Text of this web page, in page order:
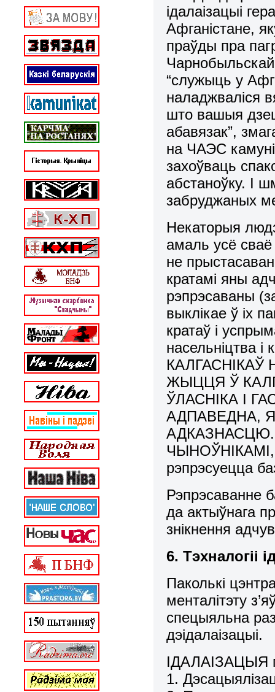
ідалаізацыі
Афганістане,
праўды пра
“служыць у
наладжваліся
што вашыя
абавязак”,
на ЧАЭС
захоўваць
абстаноўку. І
забруджаных
Некаторыя
амаль усё
не
кратамі яны
рэпрэсаваны
выклікае ў іх
кратаў і
насельніцтва
ЖЫЦЦЯ Ў
ЎЛАСНІКА І
АДПАВЕДНА,
ЧЫНОЎНІКАМІ,
рэпрэсуецца
Рэпрэсаванне
да актыўнага
знікнення
6. Тэхналогіі
Паколькі
менталітэту
спецыяльна
дэідалаізацыі.
ІДАЛАІЗАЦЫЯ
1.